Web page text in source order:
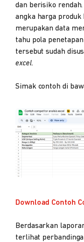
dan berisiko
angka harga
merupakan data
tahu pola
tersebut sudah
excel.
Simak contoh di
Download Contoh
Berdasarkan
terlihat